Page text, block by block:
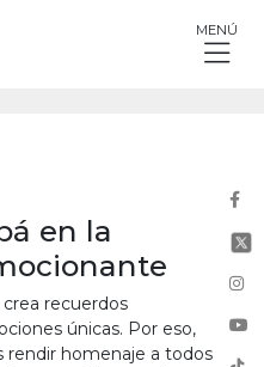
MENÚ
en la
recuerdos
únicas. Por eso,
rendir homenaje a todos